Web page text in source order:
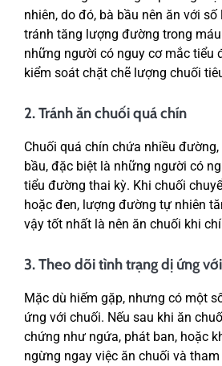
nhiên, do đó, bà bầu nên ăn với
tránh tăng lượng đường trong
những người có nguy cơ mắc tiểu
kiểm soát chặt chẽ lượng chuối
2. Tránh ăn chuối quá chín
Chuối quá chín chứa nhiều
bầu, đặc biệt là những người có
tiểu đường thai kỳ. Khi chuối
hoặc đen, lượng đường tự nhiên
vậy tốt nhất là nên ăn chuối khi
3. Theo dõi tình trạng dị ứng
Mặc dù hiếm gặp, nhưng có một
ứng với chuối. Nếu sau khi ăn
chứng như ngứa, phát ban, hoặc
ngừng ngay việc ăn chuối và